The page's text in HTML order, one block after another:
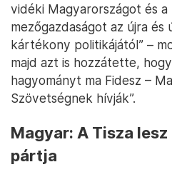
vidéki Magyarországot és a
mezőgazdaságot az újra és
kártékony politikájától” –
majd azt is hozzátette,
hagyományt ma Fidesz –
Szövetségnek hívják”.
Magyar: A Tisza
pártja